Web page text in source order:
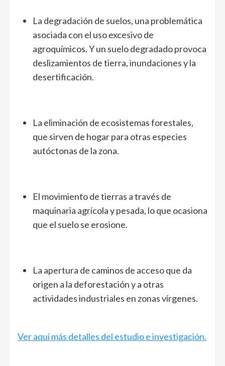
La degradación de suelos, una problemática
asociada con el uso excesivo de
agroquímicos. Y un suelo degradado provoca
deslizamientos de tierra, inundaciones y la
desertificación.
La eliminación de ecosistemas forestales,
que sirven de hogar para otras especies
autóctonas de la zona.
El movimiento de tierras a través de
maquinaria agrícola y pesada, lo que ocasiona
que el suelo se erosione.
La apertura de caminos de acceso que da
origen a la deforestación y a otras
actividades industriales en zonas vírgenes.
Ver aquí más detalles del estudio e investigación.